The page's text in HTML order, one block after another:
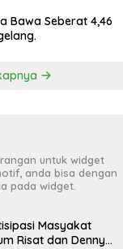
Bawa Seberat 4,46
untuk widget
anda bisa dengan
pada widget.
Masyakat
Risat dan Denny